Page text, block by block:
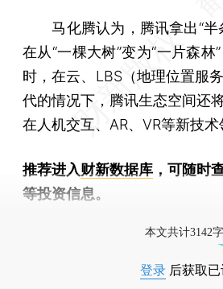
马化腾认为，腾讯拿出“半
在从“一棵大树”变为“一片森
时，在云、LBS（地理位置服
代的情况下，腾讯生态空间还
在人机交互、AR、VR等新技术
推荐进入财新数据库 ，可随时
等投资信息。
本文共计3142
登录 后获取